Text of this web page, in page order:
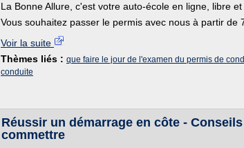
La Bonne Allure, c'est votre auto-école en ligne, libre
Vous souhaitez passer le permis avec nous à partir de
Voir la suite
Thèmes liés : que faire le jour de l'examen du permis de
conduite
Réussir un démarrage en côte -
commettre